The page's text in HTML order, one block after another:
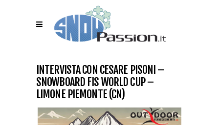
INTERVISTA CON CESARE PISONI –
SNOWBOARD FIS WORLD CUP –
LIMONE PIEMONTE (CN)